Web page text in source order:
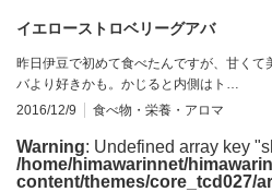
イエローストロベリーグアバ
昨日伊豆で初めて食べたんですが、甘くて
バより好きかも。かじると内側はト…
2016/12/9
食べ物・栄養・アロマ
Warning: Undefined array key
/home/himawarinnet/
content/themes/core_tcd027/